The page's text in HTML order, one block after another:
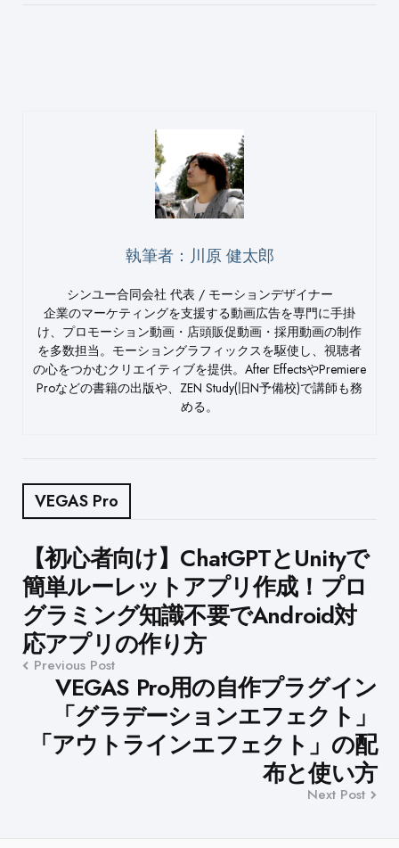
執筆者：川原 健太郎
シンユー合同会社 代表 / モーションデザイナー
企業のマーケティングを支援する動画広告を専門に手掛
け、プロモーション動画・店頭販促動画・採用動画の制作
を多数担当。モーショングラフィックスを駆使し、視聴者
の心をつかむクリエイティブを提供。After EffectsやPremiere
Proなどの書籍の出版や、ZEN Study(旧N予備校)で講師も務
める。
VEGAS Pro
Post
navigation
【初心者向け】ChatGPTとUnityで
簡単ルーレットアプリ作成！プロ
グラミング知識不要でAndroid対
応アプリの作り方
Previous Post
VEGAS Pro用の自作プラグイン
「グラデーションエフェクト」
「アウトラインエフェクト」の配
布と使い方
Next Post